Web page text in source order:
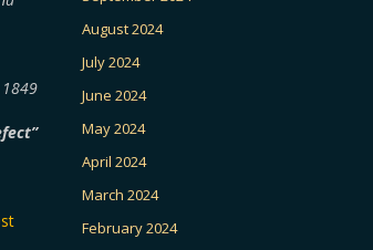
August 2024
July 2024
June 2024
May 2024
April 2024
March 2024
February 2024